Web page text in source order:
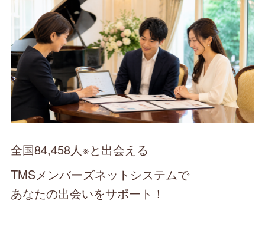
全国84,458人※と出会える
TMSメンバーズネットシステムで
あなたの出会いをサポート！